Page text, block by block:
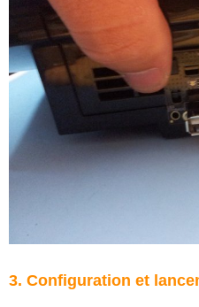
3. Configuration et